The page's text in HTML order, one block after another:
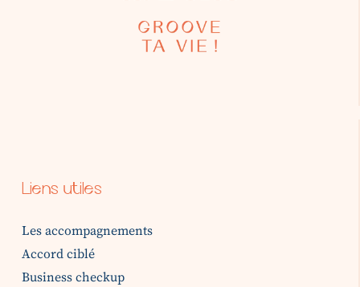
Liens utiles
Les accompagnements
Accord ciblé
Business checkup